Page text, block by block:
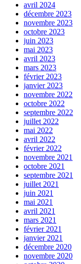
avril 2024
décembre 2023
novembre 2023
octobre 2023
juin 2023
mai 2023
avril 2023
mars 2023
février 2023
janvier 2023
novembre 2022
octobre 2022
septembre 2022
juillet 2022
mai 2022
avril 2022
février 2022
novembre 2021
octobre 2021
septembre 2021
juillet 2021
juin 2021
mai 2021
avril 2021
mars 2021
février 2021
janvier 2021
décembre 2020
novembre 2020